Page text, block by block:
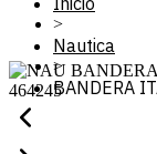
>
Nautica
>
BANDERA